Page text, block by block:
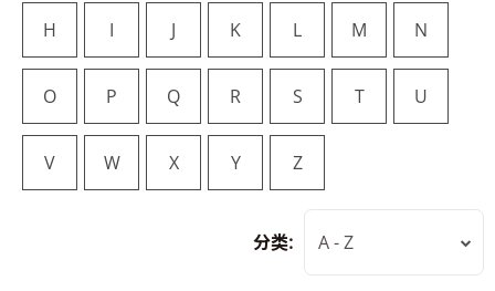
H I J K L M N
O P Q R S T U
V W X Y Z
分类: A - Z